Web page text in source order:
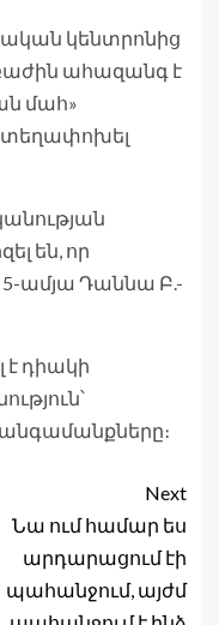
կենտրոնից
ահազանգ է
մահ»
տեղափոխել
են, որ
ամյա Դաննա Բ.-
է դիակի
Next
Նա ում համար ես
արդարացում էի
պահանջում, այժմ